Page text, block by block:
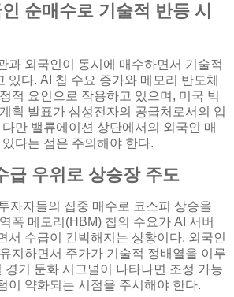
순매수로 기술적 반등 시
과 외국인이 동시에 매수하면서 기술적
있다. AI 칩 수요 증가와 메모리 반도체
적 요인으로 작용하고 있으며, 미국 빅
획 발표가 삼성전자의 공급처로서의 입
만 밸류에이션 상단에서의 외국인 매
다는 점은 주의해야 한다.
급 우위로 상승장 주도
자자들의 집중 매수로 코스피 상승을
폭 메모리(HBM) 칩의 수요가 AI 서버
서 수급이 긴박해지는 상황이다. 외국인
지하면서 주가가 기술적 정배열을 이루
경기 둔화 시그널이 나타나면 조정 가능
이 약화되는 시점을 주시해야 한다.